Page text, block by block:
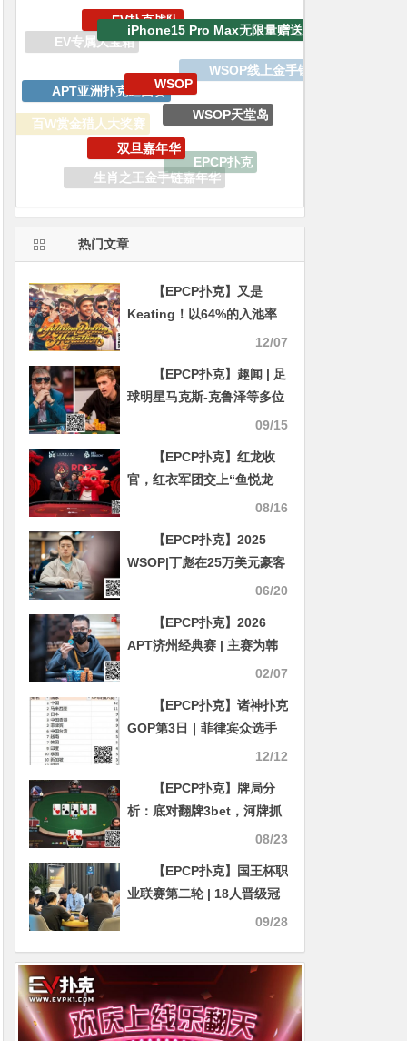
GoG黄金游戏
GGPoker
百W赏金猎人大奖赛
APT亚洲扑克巡回赛
WSOP
EPCP扑克
生肖之王金手链嘉年华
双旦嘉年华
热门文章
【EPCP扑克】又是
Keating！以64%的入池率
抱回170万美金，一手天葫
12/07
【EPCP扑克】趣闻 | 足
球明星马克斯-克鲁泽等多位
扑克玩家被骗了50多万欧元
09/15
【EPCP扑克】红龙收
官，红衣军团交上“鱼悦龙
08/16
【EPCP扑克】2025
WSOP|丁彪在25万美元豪客
06/20
【EPCP扑克】2026
APT济州经典赛 | 主赛为韩
国史上规模最大国际扑克赛
Zheng成功领跑；Tony Lin
成功晋级！
02/07
【EPCP扑克】诸神扑克
GOP第3日｜菲律宾众选手
披荆斩棘，郑晓生领跑超豪
12/12
【EPCP扑克】牌局分
析：底对翻牌3bet，河牌抓
08/23
【EPCP扑克】国王杯职
业联赛第二轮 | 18人晋级冠
军之夜 ， 即将迎来国王杯职
09/28